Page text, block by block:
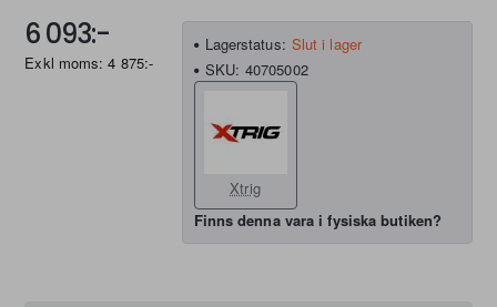
6 093:-
Exkl moms: 4 875:-
Lagerstatus: Slut i lager
SKU: 40705002
Xtrig
Finns denna vara i fysiska butiken?